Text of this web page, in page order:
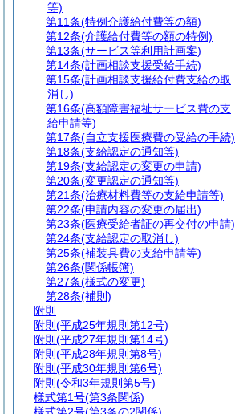
等)
第11条(特例介護給付費等の額)
第12条(介護給付費等の額の特例)
第13条(サービス等利用計画案)
第14条(計画相談支援受給手続)
第15条(計画相談支援給付費支給の取
消し)
第16条(高額障害福祉サービス費の支
給申請等)
第17条(自立支援医療費の受給の手続)
第18条(支給認定の通知等)
第19条(支給認定の変更の申請)
第20条(変更認定の通知等)
第21条(治療材料費等の支給申請等)
第22条(申請内容の変更の届出)
第23条(医療受給者証の再交付の申請)
第24条(支給認定の取消し)
第25条(補装具費の支給申請等)
第26条(関係帳簿)
第27条(様式の変更)
第28条(補則)
附則
附則 (平成25年規則第12号)
附則 (平成27年規則第14号)
附則 (平成28年規則第8号)
附則 (平成30年規則第6号)
附則 (令和3年規則第5号)
様式第1号(第3条関係)